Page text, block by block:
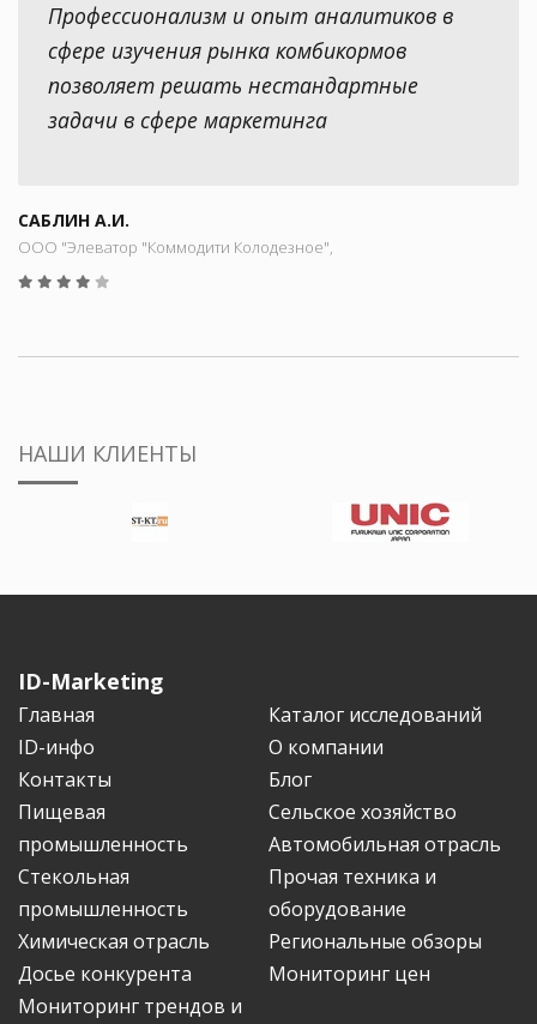
Профессионализм и опыт аналитиков в
сфере изучения рынка комбикормов
позволяет решать нестандартные
задачи в сфере маркетинга
САБЛИН А.И.
ООО "Элеватор "Коммодити Колодезное",
НАШИ КЛИЕНТЫ
ID-Marketing
Главная
Каталог исследований
ID-инфо
О компании
Контакты
Блог
Пищевая
промышленность
Сельское хозяйство
Автомобильная отрасль
Стекольная
промышленность
Прочая техника и
оборудование
Химическая отрасль
Региональные обзоры
Досье конкурента
Мониторинг цен
Мониторинг трендов и